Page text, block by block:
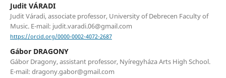
Judit VÁRADI
Judit Váradi, associate professor, University of Debrecen Faculty of
Music. E-mail: judit.varadi.06@gmail.com
https://orcid.org/0000-0002-4072-2687
Gábor DRAGONY
Gábor Dragony, assistant professor, Nyíregyháza Arts High School.
E-mail: dragony.gabor@gmail.com